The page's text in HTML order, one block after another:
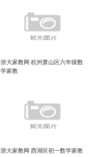
浙大家教网 杭州萧山区六年级数
学家教
浙大家教网 西湖区初一数学家教